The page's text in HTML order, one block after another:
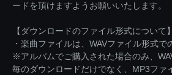
ードを頂けますようお願いいたします。
【ダウンロードのファイル形式について】
・楽曲ファイルは、WAVファイル形式で
※アルバムでご購入された場合のみ、
毎のダウンロードだけでなく、MP3ファ